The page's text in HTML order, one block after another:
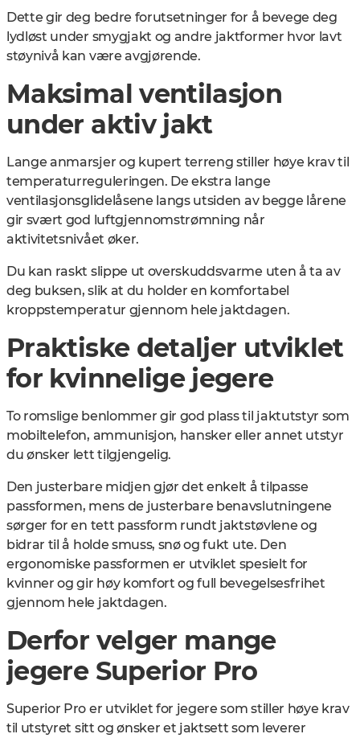
Dette gir deg bedre forutsetninger for å bevege deg
lydløst under smygjakt og andre jaktformer hvor lavt
støynivå kan være avgjørende.
Maksimal ventilasjon
under aktiv jakt
Lange anmarsjer og kupert terreng stiller høye krav til
temperaturreguleringen. De ekstra lange
ventilasjonsglidelåsene langs utsiden av begge lårene
gir svært god luftgjennomstrømning når
aktivitetsnivået øker.
Du kan raskt slippe ut overskuddsvarme uten å ta av
deg buksen, slik at du holder en komfortabel
kroppstemperatur gjennom hele jaktdagen.
Praktiske detaljer utviklet
for kvinnelige jegere
To romslige benlommer gir god plass til jaktutstyr som
mobiltelefon, ammunisjon, hansker eller annet utstyr
du ønsker lett tilgjengelig.
Den justerbare midjen gjør det enkelt å tilpasse
passformen, mens de justerbare benavslutningene
sørger for en tett passform rundt jaktstøvlene og
bidrar til å holde smuss, snø og fukt ute. Den
ergonomiske passformen er utviklet spesielt for
kvinner og gir høy komfort og full bevegelsesfrihet
gjennom hele jaktdagen.
Derfor velger mange
jegere Superior Pro
Superior Pro er utviklet for jegere som stiller høye krav
til utstyret sitt og ønsker et jaktsett som leverer